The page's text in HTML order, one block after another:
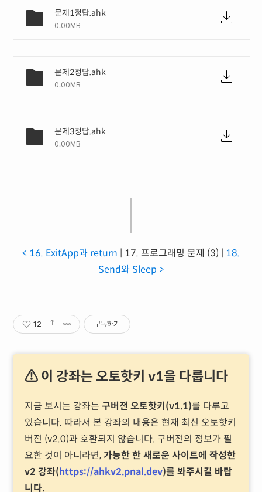
문제1정답.ahk
0.00MB
문제2정답.ahk
0.00MB
문제3정답.ahk
0.00MB
< 16. ExitApp과 return | 17. 프로그래밍 문제 (3) | 18.
Send와 Sleep >
12 구독하기
⚠ 이 강좌는 오토핫키 v1을 다룹니다
지금 보시는 강좌는구버전 오토핫키(v1.1)를 다루고
있습니다. 따라서 본 강좌의 내용은 현재 최신 오토핫키
버전 (v2.0)과 호환되지 않습니다. 구버전의 정보가 필
요한 것이 아니라면,가능한 한 새로운 사이트에 작성한
v2 강좌(https://ahkv2.pnal.dev)를 봐주시길 바랍
니다.